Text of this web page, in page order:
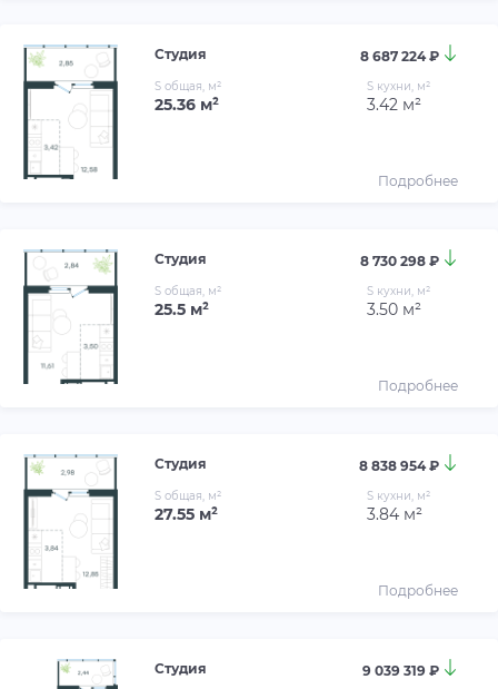
Студия 8 687 224 ₽
S общая, м²
25.36 м²
S кухни, м²
3.42 м²
Подробнее
Студия 8 730 298 ₽
S общая, м²
25.5 м²
S кухни, м²
3.50 м²
Подробнее
Студия 8 838 954 ₽
S общая, м²
27.55 м²
S кухни, м²
3.84 м²
Подробнее
Студия 9 039 319 ₽